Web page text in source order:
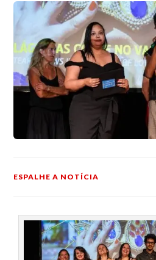
ESPALHE A NOTÍCIA